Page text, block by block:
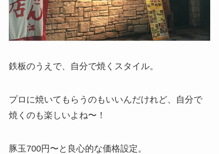
鉄板のうえで、自分で焼くスタイル。
プロに焼いてもらうのもいいんだけれど、自分で
焼くのも楽しいよね〜！
豚玉700円〜と良心的な価格設定。